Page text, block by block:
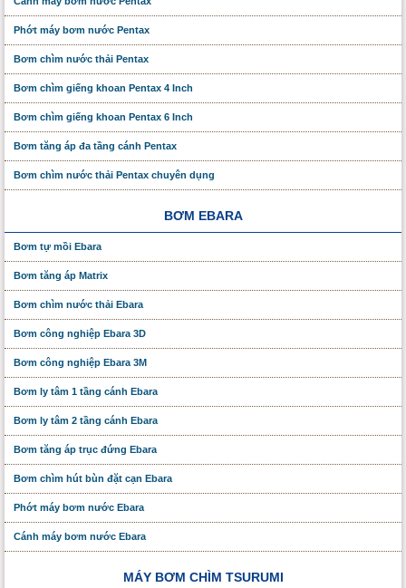
Phớt máy bơm nước Pentax
Bơm chìm nước thải Pentax
Bơm chìm giếng khoan Pentax 4 Inch
Bơm chìm giếng khoan Pentax 6 Inch
Bơm tăng áp đa tầng cánh Pentax
Bơm chìm nước thải Pentax chuyên dụng
BƠM EBARA
Bơm tự mồi Ebara
Bơm tăng áp Matrix
Bơm chìm nước thải Ebara
Bơm công nghiệp Ebara 3D
Bơm công nghiệp Ebara 3M
Bơm ly tâm 1 tầng cánh Ebara
Bơm ly tâm 2 tầng cánh Ebara
Bơm tăng áp trục đứng Ebara
Bơm chìm hút bùn đặt cạn Ebara
Phớt máy bơm nước Ebara
Cánh máy bơm nước Ebara
MÁY BƠM CHÌM TSURUMI